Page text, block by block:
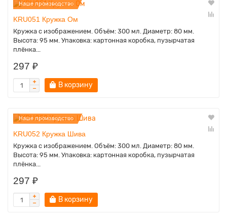
Наше производство
KRU051 Кружка Ом
Кружка с изображением. Объём: 300 мл. Диаметр: 80 мм.
Высота: 95 мм. Упаковка: картонная коробка, пузырчатая
плёнка...
297 ₽
В корзину
Наше производство
KRU052 Кружка Шива
Кружка с изображением. Объём: 300 мл. Диаметр: 80 мм.
Высота: 95 мм. Упаковка: картонная коробка, пузырчатая
плёнка...
297 ₽
В корзину